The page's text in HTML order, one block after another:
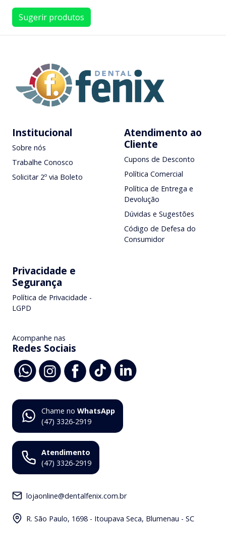
Sugerir produtos
Institucional
Sobre nós
Trabalhe Conosco
Solicitar 2º via Boleto
Atendimento ao
Cliente
Cupons de Desconto
Política Comercial
Política de Entrega e
Devolução
Dúvidas e Sugestões
Código de Defesa do
Consumidor
Privacidade e
Segurança
Política de Privacidade -
LGPD
Acompanhe nas
Redes Sociais
Chame no WhatsApp
(47) 3326-2919
Atendimento
(47) 3326-2919
lojaonline@dentalfenix.com.br
R. São Paulo, 1698 - Itoupava Seca, Blumenau - SC